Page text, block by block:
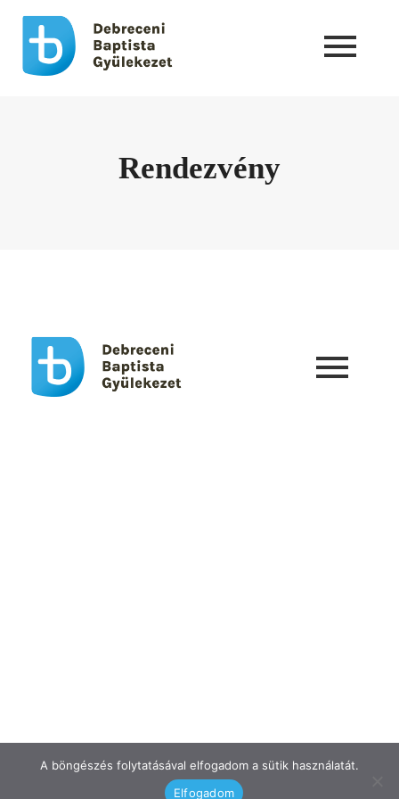
Rendezvény
A böngészés folytatásával elfogadom a sütik használatát.
Elfogadom